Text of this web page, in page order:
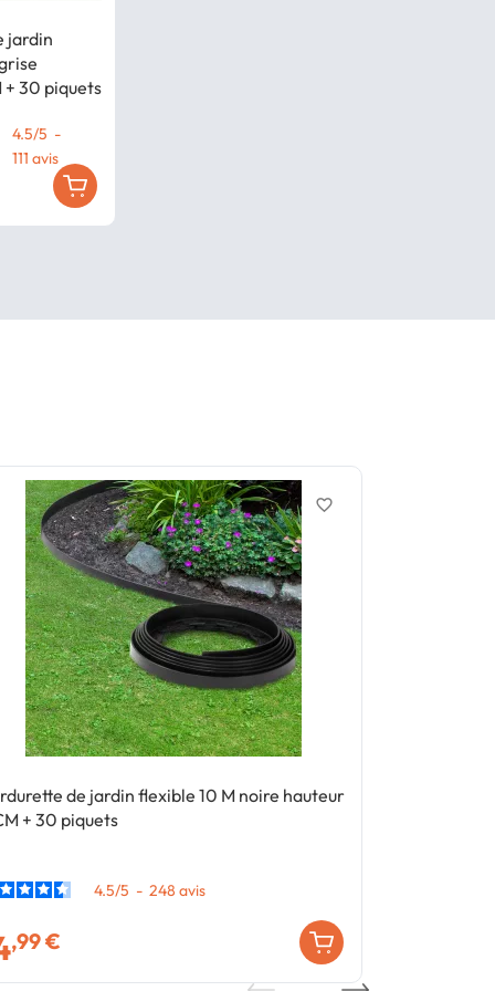
jardin
+ 30 piquets
4.5/5 -
111 avis
de jardin flexible 10 M noire hauteur
+ 30 piquets
4.5/5 - 248 avis
,99 €
favorite_border